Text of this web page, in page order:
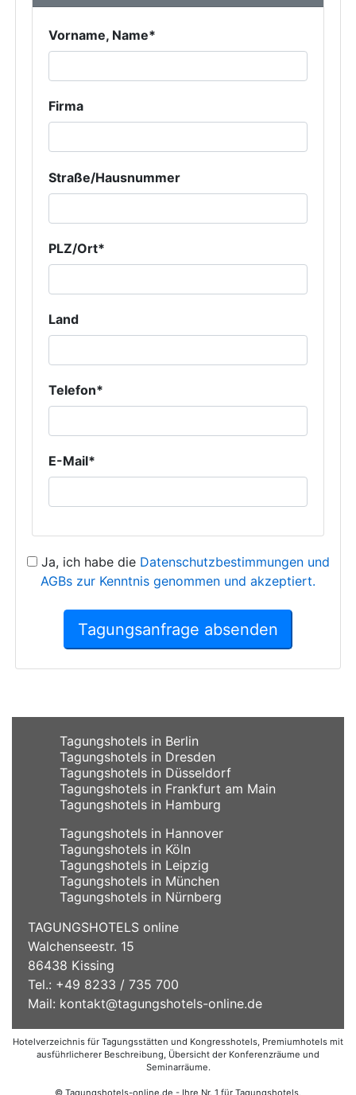
Vorname, Name*
Firma
Straße/Hausnummer
PLZ/Ort*
Land
Telefon*
E-Mail*
Ja, ich habe die Datenschutzbestimmungen und
AGBs zur Kenntnis genommen und akzeptiert.
Tagungsanfrage absenden
Tagungshotels in Berlin
Tagungshotels in Dresden
Tagungshotels in Düsseldorf
Tagungshotels in Frankfurt am Main
Tagungshotels in Hamburg
Tagungshotels in Hannover
Tagungshotels in Köln
Tagungshotels in Leipzig
Tagungshotels in München
Tagungshotels in Nürnberg
TAGUNGSHOTELS online
Walchenseestr. 15
86438 Kissing
Tel.: +49 8233 / 735 700
Mail: kontakt@tagungshotels-online.de
Hotelverzeichnis für Tagungsstätten und Kongresshotels, Premiumhotels mit
ausführlicherer Beschreibung, Übersicht der Konferenzräume und
Seminarräume.